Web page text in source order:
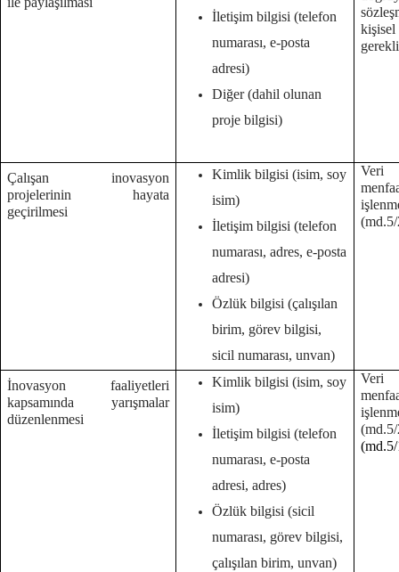
İletişim bilgisi (telefon
numarası, e-posta
adresi)
Diğer (dahil olunan
proje bilgisi)
Çalışan inovasyon
projelerinin hayata
geçirilmesi
Kimlik bilgisi (isim, soy
isim)
İletişim bilgisi (telefon
numarası, adres, e-posta
adresi)
Özlük bilgisi (çalışılan
birim, görev bilgisi,
sicil numarası, unvan)
Veri
İnovasyon faaliyetleri
kapsamında yarışmalar
düzenlenmesi
Kimlik bilgisi (isim, soy
isim)
İletişim bilgisi (telefon
numarası, e-posta
adresi, adres)
Özlük bilgisi (sicil
numarası, görev bilgisi,
çalışılan birim, unvan)
Veri